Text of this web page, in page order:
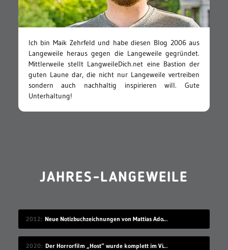
Ich bin Maik Zehrfeld und habe diesen Blog 2006 aus
Langeweile heraus gegen die Langeweile gegründet.
Mittlerweile stellt LangweileDich.net eine Bastion der
guten Laune dar, die nicht nur Langeweile vertreiben
sondern auch nachhaltig inspirieren will. Gute
Unterhaltung!
JAHRES-LANGEWEILE
2012 Neue Notizbuchzeichnungen von Mattias Adolfsson
2020 Der Horrorfilm „Host“ wurde komplett im Videochat-Tool Zoom gedreht